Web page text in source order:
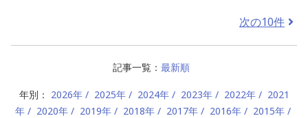
次の10件
記事一覧： 最新順
年別： 2026年 2025年 2024年 2023年 2022年
2021
年
2020年 2019年 2018年 2017年 2016年
2015年